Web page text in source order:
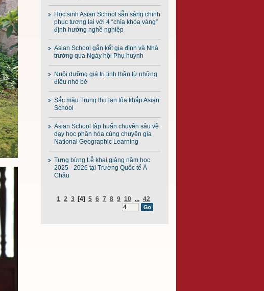
Học sinh Asian School sẵn sàng chinh
phục tương lai với 4 “chìa khóa vàng”
định hướng nghề nghiệp
Asian School gắn kết gia đình và Nhà
trường qua Ngày hội Phụ huynh
Nuôi dưỡng giá trị tinh thần từ những
điều nhỏ bé
Sắc màu Trung thu lan tỏa khắp Asian
School
Asian School tập huấn chuyên sâu về
dạy học phân hóa cùng chuyên gia
National Geographic Learning
Tưng bừng Lễ khai giảng năm học
2025 - 2026 tại Trường Quốc tế Á
Châu
1 2 3 [4] 5 6 7 8 9 10 ... 42